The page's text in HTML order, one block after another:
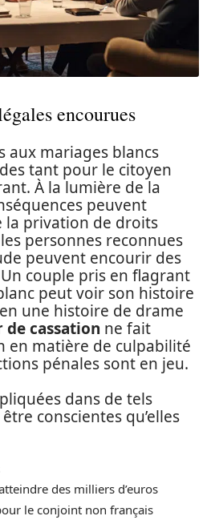
encourues
aux mariages blancs
tant pour le citoyen
À la lumière de la
peuvent
la privation de droits
personnes reconnues
peuvent encourir des
couple pris en flagrant
peut voir son histoire
une histoire de drame
de cassation ne fait
en matière de culpabilité
pénales sont en jeu.
dans de tels
conscientes qu’elles
des milliers d’euros
le conjoint non français